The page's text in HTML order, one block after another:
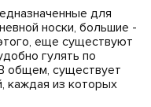
для
носки, большие -
еще существуют
гулять по
общем, существует
каждая из которых